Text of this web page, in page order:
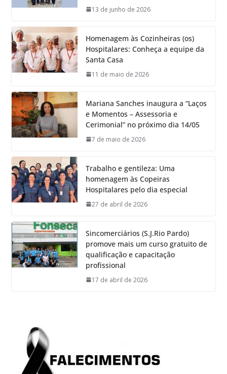
13 de junho de 2026
Homenagem às Cozinheiras (os)
Hospitalares: Conheça a equipe da
Santa Casa
11 de maio de 2026
Mariana Sanches inaugura a “Laços
e Momentos – Assessoria e
Cerimonial” no próximo dia 14/05
7 de maio de 2026
Trabalho e gentileza: Uma
homenagem às Copeiras
Hospitalares pelo dia especial
27 de abril de 2026
Sincomerciários (S.J.Rio Pardo)
promove mais um curso gratuito de
qualificação e capacitação
profissional
17 de abril de 2026